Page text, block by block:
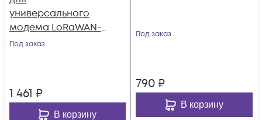
универсального
модема LoRaWAN-
Nb-IoT Вега SH-2
Под заказ
1 461 ₽
В корзину
Под заказ
790 ₽
В корзину